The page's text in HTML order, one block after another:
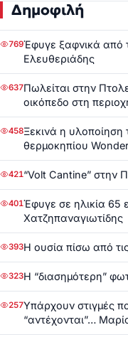
Δημοφιλή
769Έφυγε ξαφνικά από
Ελευθεριάδης
637Πωλείται στην
οικόπεδο στη
458Ξεκινά η
θερμοκηπίου
421“Volt Cantine” στην
401Έφυγε σε ηλικία 65
Χατζηπαναγιωτίδης
393Η ουσία πίσω από
323Η “διασημότερη”
257Υπάρχουν στιγμές
“αντέχονται”…